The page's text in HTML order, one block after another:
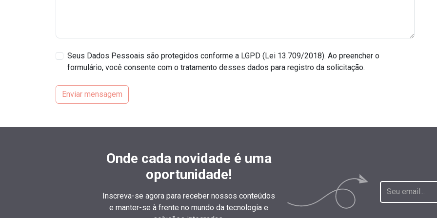
Seus Dados Pessoais são protegidos conforme a LGPD (Lei 13.709/2018). Ao preencher o
formulário, você consente com o tratamento desses dados para registro da solicitação.
Enviar mensagem
Onde cada novidade é uma
oportunidade!
Inscreva-se agora para receber nossos conteúdos
e manter-se à frente no mundo da tecnologia e